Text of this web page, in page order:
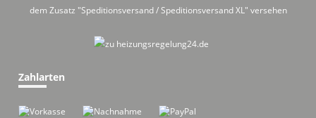
dem Zusatz "Speditionsversand / Speditionsversand XL" versehen
Zahlarten